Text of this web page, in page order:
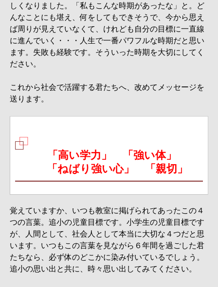
しくなりました。「私もこんな時期があったな」と。ど
んなことにも堪え、何をしてもできそうで、今から思え
ば周りが見えていなくて、けれども自分の目標に一直線
に進んでいく・・・人生で一番パワフルな時期だと思い
ます。失敗も経験です。そういった時期を大切にしてく
ださい。
これから社会で活躍する君たちへ、改めてメッセージを
送ります。
「高い学力」 「強い体」
「ねばり強い心」 「親切」
覚えていますか、いつも教室に掲げられてあったこの４
つの言葉。追小の児童目標です。小学生の児童目標です
が、人間として、社会人として本当に大切な４つだと思
います。いつもこの言葉を見ながら６年間を過ごした君
たちなら、必ず体のどこかに染み付いているでしょう。
追小の思い出と共に、時々思い出してみてください。